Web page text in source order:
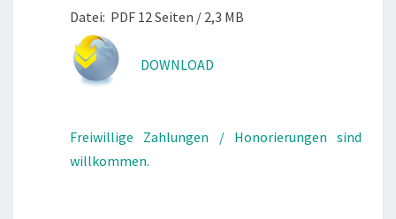
Datei: PDF 12 Seiten / 2,3 MB
DOWNLOAD
Freiwillige Zahlungen / Honorierungen sind
willkommen.